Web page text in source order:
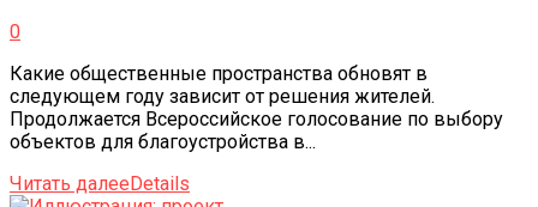
0
Какие общественные пространства обновят в
следующем году зависит от решения жителей.
Продолжается Всероссийское голосование по выбору
объектов для благоустройства в...
Читать далее Details